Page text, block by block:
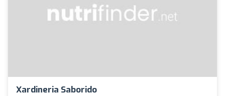
Xardineria Saborido